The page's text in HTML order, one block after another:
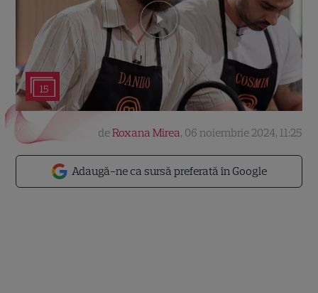
15
Adaugă-ne ca sursă preferată în Google
deRoxana Mirea, 06 noiembrie 2024, 11:25